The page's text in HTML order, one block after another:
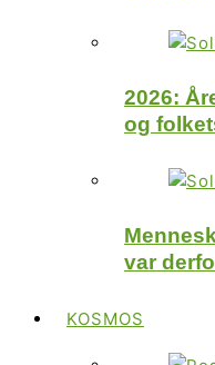
2026:
og
var
KOSMOS